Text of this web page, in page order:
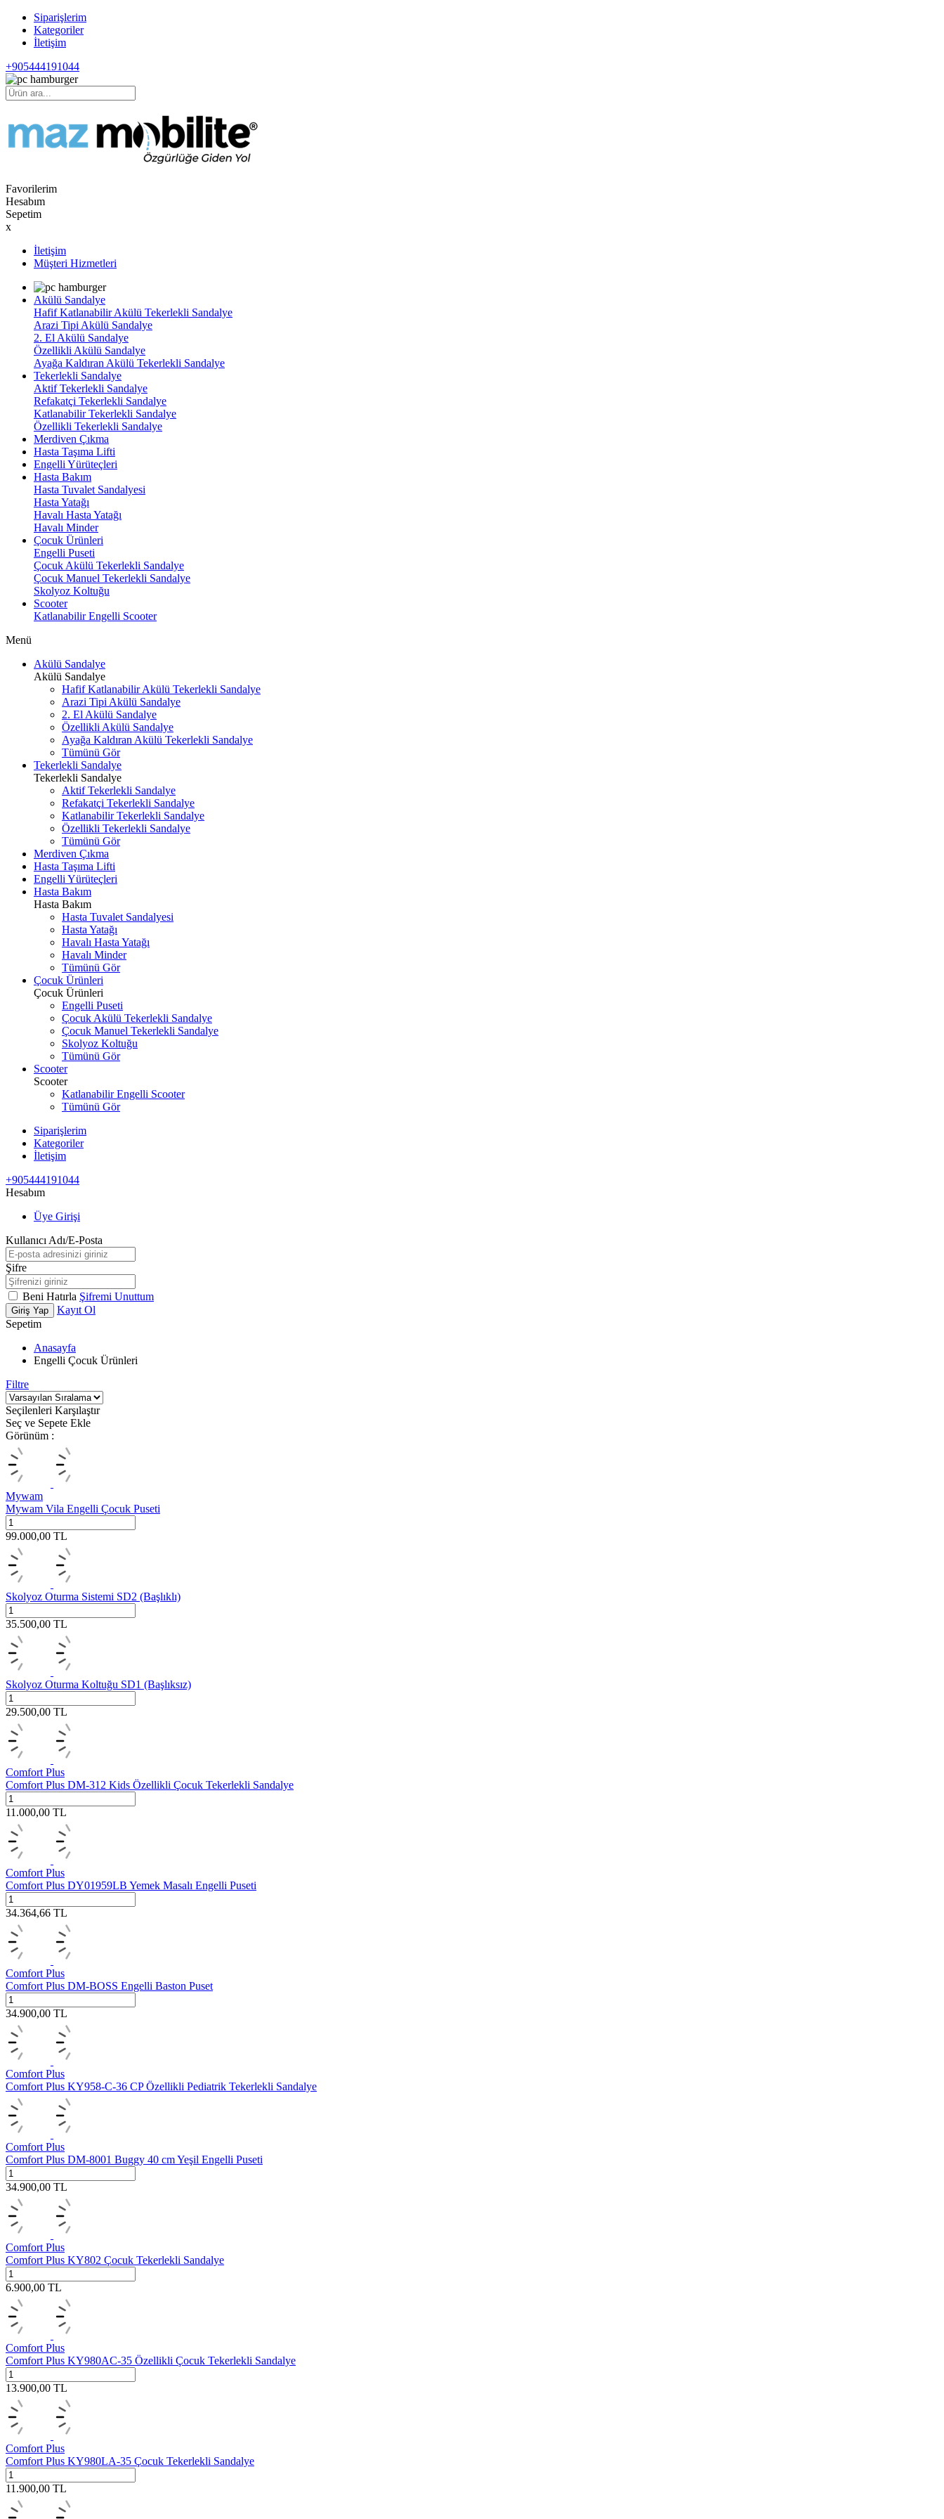
Siparişlerim
Kategoriler
İletişim
+905444191044
Favorilerim
Hesabım
Sepetim
x
İletişim
Müşteri Hizmetleri
Akülü Sandalye
Hafif Katlanabilir Akülü Tekerlekli Sandalye
Arazi Tipi Akülü Sandalye
2. El Akülü Sandalye
Özellikli Akülü Sandalye
Ayağa Kaldıran Akülü Tekerlekli Sandalye
Tekerlekli Sandalye
Aktif Tekerlekli Sandalye
Refakatçi Tekerlekli Sandalye
Katlanabilir Tekerlekli Sandalye
Özellikli Tekerlekli Sandalye
Merdiven Çıkma
Hasta Taşıma Lifti
Engelli Yürüteçleri
Hasta Bakım
Hasta Tuvalet Sandalyesi
Hasta Yatağı
Havalı Hasta Yatağı
Havalı Minder
Çocuk Ürünleri
Engelli Puseti
Çocuk Akülü Tekerlekli Sandalye
Çocuk Manuel Tekerlekli Sandalye
Skolyoz Koltuğu
Scooter
Katlanabilir Engelli Scooter
Menü
Akülü Sandalye
Akülü Sandalye
Hafif Katlanabilir Akülü Tekerlekli Sandalye
Arazi Tipi Akülü Sandalye
2. El Akülü Sandalye
Özellikli Akülü Sandalye
Ayağa Kaldıran Akülü Tekerlekli Sandalye
Tümünü Gör
Tekerlekli Sandalye
Tekerlekli Sandalye
Aktif Tekerlekli Sandalye
Refakatçi Tekerlekli Sandalye
Katlanabilir Tekerlekli Sandalye
Özellikli Tekerlekli Sandalye
Tümünü Gör
Merdiven Çıkma
Hasta Taşıma Lifti
Engelli Yürüteçleri
Hasta Bakım
Hasta Bakım
Hasta Tuvalet Sandalyesi
Hasta Yatağı
Havalı Hasta Yatağı
Havalı Minder
Tümünü Gör
Çocuk Ürünleri
Çocuk Ürünleri
Engelli Puseti
Çocuk Akülü Tekerlekli Sandalye
Çocuk Manuel Tekerlekli Sandalye
Skolyoz Koltuğu
Tümünü Gör
Scooter
Scooter
Katlanabilir Engelli Scooter
Tümünü Gör
Siparişlerim
Kategoriler
İletişim
+905444191044
Hesabım
Üye Girişi
Kullanıcı Adı/E-Posta
Şifre
Beni Hatırla Şifremi Unuttum
Giriş Yap
Kayıt Ol
Sepetim
Anasayfa
Engelli Çocuk Ürünleri
Filtre
Seçilenleri Karşılaştır
Seç ve Sepete Ekle
Görünüm :
Mywam
Mywam Vila Engelli Çocuk Puseti
99.000,00 TL
Skolyoz Oturma Sistemi SD2 (Başlıklı)
35.500,00 TL
Skolyoz Oturma Koltuğu SD1 (Başlıksız)
29.500,00 TL
Comfort Plus
Comfort Plus DM-312 Kids Özellikli Çocuk Tekerlekli Sandalye
11.000,00 TL
Comfort Plus
Comfort Plus DY01959LB Yemek Masalı Engelli Puseti
34.364,66 TL
Comfort Plus
Comfort Plus DM-BOSS Engelli Baston Puset
34.900,00 TL
Comfort Plus
Comfort Plus KY958-C-36 CP Özellikli Pediatrik Tekerlekli Sandalye
Comfort Plus
Comfort Plus DM-8001 Buggy 40 cm Yeşil Engelli Puseti
34.900,00 TL
Comfort Plus
Comfort Plus KY802 Çocuk Tekerlekli Sandalye
6.900,00 TL
Comfort Plus
Comfort Plus KY980AC-35 Özellikli Çocuk Tekerlekli Sandalye
13.900,00 TL
Comfort Plus
Comfort Plus KY980LA-35 Çocuk Tekerlekli Sandalye
11.900,00 TL